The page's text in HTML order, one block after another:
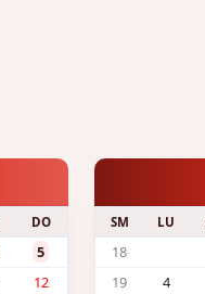
DO
5
12
SM LU
18
19
4